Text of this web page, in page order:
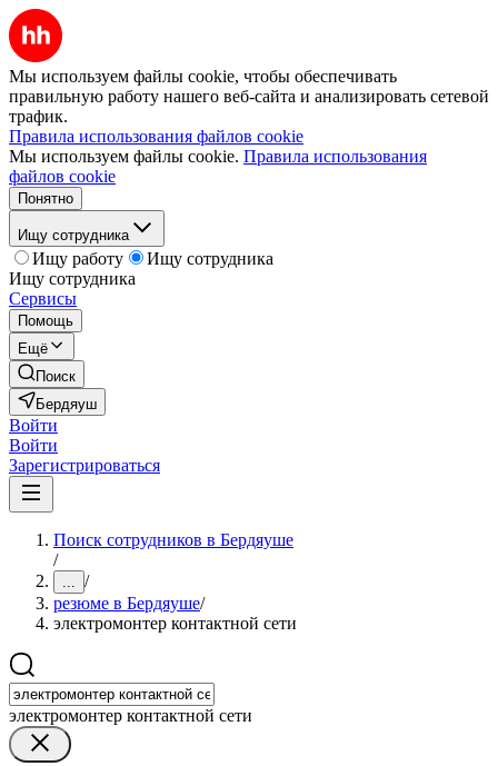
Мы используем файлы cookie, чтобы обеспечивать
правильную работу нашего веб-сайта и анализировать сетевой
трафик.
Правила использования файлов cookie
Мы используем файлы cookie. Правила использования
файлов cookie
Понятно
Ищу сотрудника
Ищу работу
Ищу сотрудника
Ищу сотрудника
Сервисы
Помощь
Ещё
Поиск
Бердяуш
Войти
Войти
Зарегистрироваться
Поиск сотрудников в Бердяуше
/
... /
резюме в Бердяуше/
электромонтер контактной сети
электромонтер контактной сети